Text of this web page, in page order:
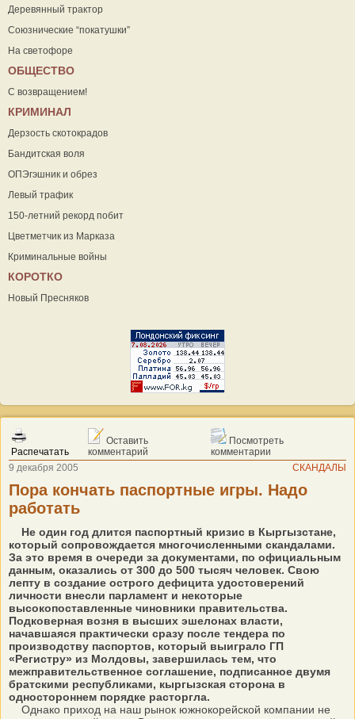
Деревянный трактор
Союзнические “покатушки”
На светофоре
ОБЩЕСТВО
С возвращением!
КРИМИНАЛ
Дерзость скотокрадов
Бандитская воля
ОПЭгэшник и обрез
Левый трафик
150-летний рекорд побит
Цветметчик из Марказа
Криминальные войны
КОРОТКО
Новый Пресняков
Распечатать
Оставить
комментарий
Посмотреть
комментарии
9 декабря 2005
СКАНДАЛЫ
Пора кончать паспортные игры. Надо
работать
Не один год длится паспортный кризис в Кыргызстане,
который сопровождается многочисленными скандалами.
За это время в очереди за документами, по официальным
данным, оказались от 300 до 500 тысяч человек. Свою
лепту в создание острого дефицита удостоверений
личности внесли парламент и некоторые
высокопоставленные чиновники правительства.
Подковерная возня в высших эшелонах власти,
начавшаяся практически сразу после тендера по
производству паспортов, который выиграло ГП
«Регистру» из Молдовы, завершилась тем, что
межправительственное соглашение, подписанное двумя
братскими республиками, кыргызская сторона в
одностороннем порядке расторгла.
Однако приход на наш рынок южнокорейской компании не